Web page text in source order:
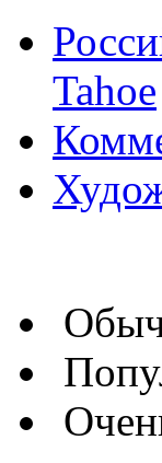
Tahoe